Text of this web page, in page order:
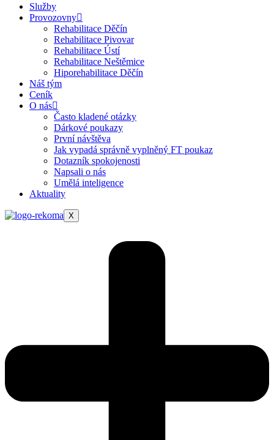
Služby
Provozovny
Rehabilitace Děčín
Rehabilitace Pivovar
Rehabilitace Ústí
Rehabilitace Neštěmice
Hiporehabilitace Děčín
Náš tým
Ceník
O nás
Často kladené otázky
Dárkové poukazy
První návštěva
Jak vypadá správně vyplněný FT poukaz
Dotazník spokojenosti
Napsali o nás
Umělá inteligence
Aktuality
X